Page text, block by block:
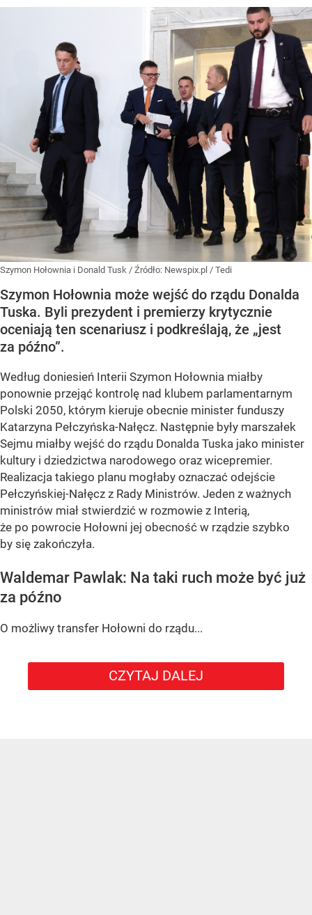
Szymon Hołownia i Donald Tusk / Źródło: Newspix.pl / Tedi
Szymon Hołownia może wejść do rządu Donalda
Tuska. Byli prezydent i premierzy krytycznie
oceniają ten scenariusz i podkreślają, że „jest
za późno”.
Według doniesień Interii Szymon Hołownia miałby
ponownie przejąć kontrolę nad klubem parlamentarnym
Polski 2050, którym kieruje obecnie minister funduszy
Katarzyna Pełczyńska-Nałęcz. Następnie były marszałek
Sejmu miałby wejść do rządu Donalda Tuska jako minister
kultury i dziedzictwa narodowego oraz wicepremier.
Realizacja takiego planu mogłaby oznaczać odejście
Pełczyńskiej-Nałęcz z Rady Ministrów. Jeden z ważnych
ministrów miał stwierdzić w rozmowie z Interią,
że po powrocie Hołowni jej obecność w rządzie szybko
by się zakończyła.
Waldemar Pawlak: Na taki ruch może być już
za późno
O możliwy transfer Hołowni do rządu...
CZYTAJ DALEJ